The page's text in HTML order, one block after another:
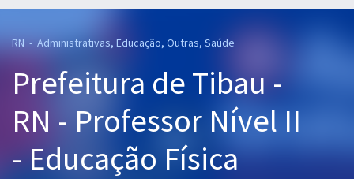
Cursos 20% OFF
Pós
Graduação
RN - Administrativas, Educação, Outras, Saúde
Prefeitura de Tibau -
RN - Professor Nível II
- Educação Física